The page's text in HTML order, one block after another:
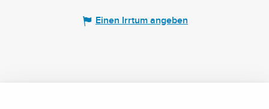
Einen Irrtum angeben